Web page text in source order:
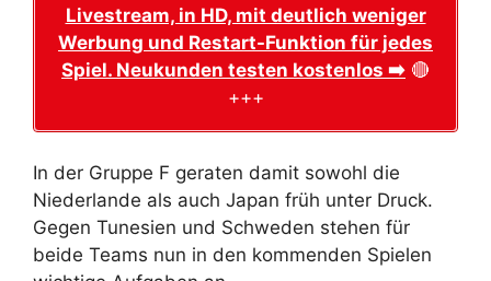
Livestream, in HD, mit deutlich weniger
Werbung und Restart-Funktion für jedes
Spiel. Neukunden testen kostenlos ➡️ 🔴
+++
In der Gruppe F geraten damit sowohl die
Niederlande als auch Japan früh unter Druck.
Gegen Tunesien und Schweden stehen für
beide Teams nun in den kommenden Spielen